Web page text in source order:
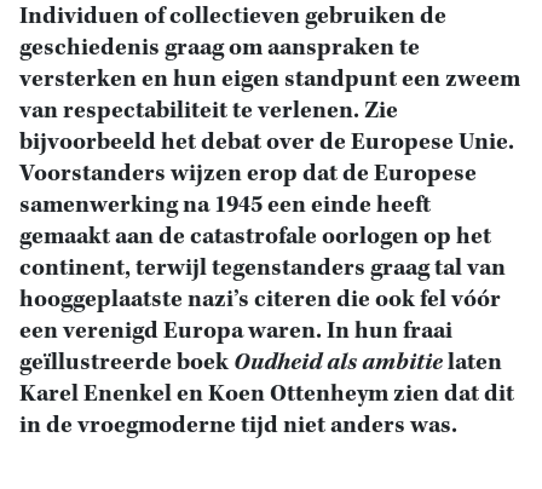
Individuen of collectieven gebruiken de
geschiedenis graag om aanspraken te
versterken en hun eigen standpunt een zweem
van respectabiliteit te verlenen. Zie
bijvoorbeeld het debat over de Europese Unie.
Voorstanders wijzen erop dat de Europese
samenwerking na 1945 een einde heeft
gemaakt aan de catastrofale oorlogen op het
continent, terwijl tegenstanders graag tal van
hooggeplaatste nazi’s citeren die ook fel vóór
een verenigd Europa waren. In hun fraai
geïllustreerde boekOudheid als ambitielaten
Karel Enenkel en Koen Ottenheym zien dat dit
in de vroegmoderne tijd niet anders was.